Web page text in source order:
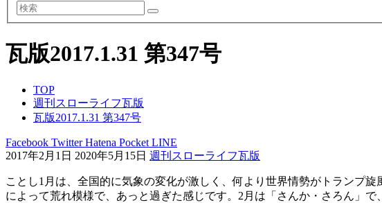
検
索
瓦版2017.1.31 第347号
TOP
週刊スローライフ瓦版
瓦版2017.1.31 第347号
Facebook TwitterHatena Pocket LINE
2017年2月1日 2020年5月15日 週刊スローライフ瓦版
ことし1月は、全国的に気象の変化が激しく、何より世界情勢がトランプ旋
によって荒れ模様で、あっと過ぎた感じです。2月は「さんか・さろん」で、